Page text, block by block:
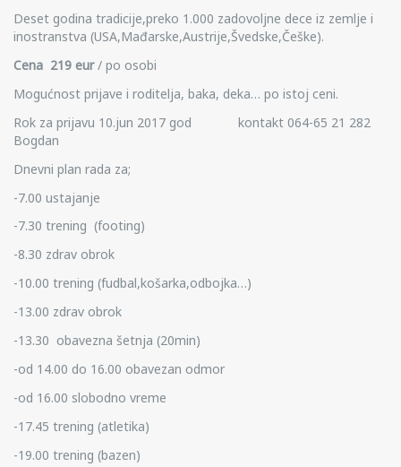
Deset godina tradicije,preko 1.000 zadovoljne dece iz zemlje i
inostranstva (USA,Mađarske,Austrije,Švedske,Češke).
Cena 219 eur/ po osobi
Mogućnost prijave i roditelja, baka, deka… po istoj ceni.
Rok za prijavu 10.jun 2017 god kontakt 064-65 21 282
Bogdan
Dnevni plan rada za;
-7.00 ustajanje
-7.30 trening (footing)
-8.30 zdrav obrok
-10.00 trening (fudbal,košarka,odbojka…)
-13.00 zdrav obrok
-13.30 obavezna šetnja (20min)
-od 14.00 do 16.00 obavezan odmor
-od 16.00 slobodno vreme
-17.45 trening (atletika)
-19.00 trening (bazen)